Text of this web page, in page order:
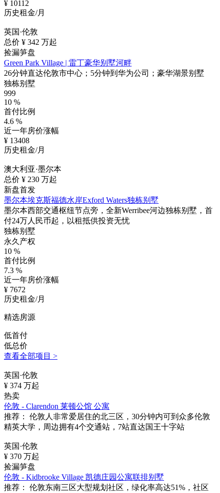
¥ 10112
历史租金/月
英国·伦敦
总价 ¥ 342 万起
捡漏笋盘
Green Park Village | 雷丁豪华别墅河畔
26分钟直达伦敦市中心；5分钟到华为公司；豪华湖景别墅
独栋别墅
999
10 %
首付比例
4.6 %
近一年房价涨幅
¥ 13408
历史租金/月
澳大利亚·墨尔本
总价 ¥ 230 万起
新盘首发
墨尔本埃克斯福德水岸Exford Waters独栋别墅
墨尔本西部交通枢纽节点旁，全新Werribee河边独栋别墅，首
付24万人民币起，以租抵供投资无忧
独栋别墅
永久产权
10 %
首付比例
7.3 %
近一年房价涨幅
¥ 7672
历史租金/月
精选房源
低首付
低总价
查看全部项目 >
英国·伦敦
¥ 374 万起
热卖
伦敦 - Clarendon 莱顿公馆 公寓
推荐：
伦敦人非常爱居住的北三区，30分钟内可到众多伦敦
精英大学，周边拥有4个交通站，7站直达国王十字站
英国·伦敦
¥ 370 万起
捡漏笋盘
伦敦 - Kidbrooke Village 凯德庄园公寓联排别墅
推荐：
伦敦东南三区大型规划社区，绿化率高达51%，社区